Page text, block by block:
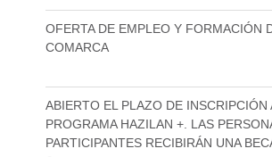
OFERTA DE EMPLEO Y FORMACIÓN
COMARCA
ABIERTO EL PLAZO DE INSCRIPCIÓN
PROGRAMA HAZILAN +. LAS
PARTICIPANTES RECIBIRÁN UNA